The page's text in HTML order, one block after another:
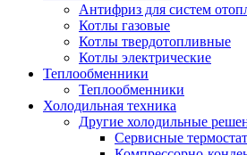
Антифриз для систем
Котлы газовые
Котлы твердотопливные
Котлы электрические
Теплообменники
Теплообменники
Холодильная техника
Другие холодильные
Сервисные